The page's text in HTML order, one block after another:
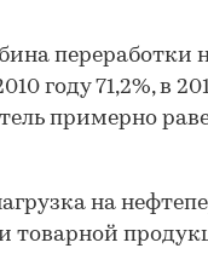
переработки
году 71,2%, в
примерно
на
товарной